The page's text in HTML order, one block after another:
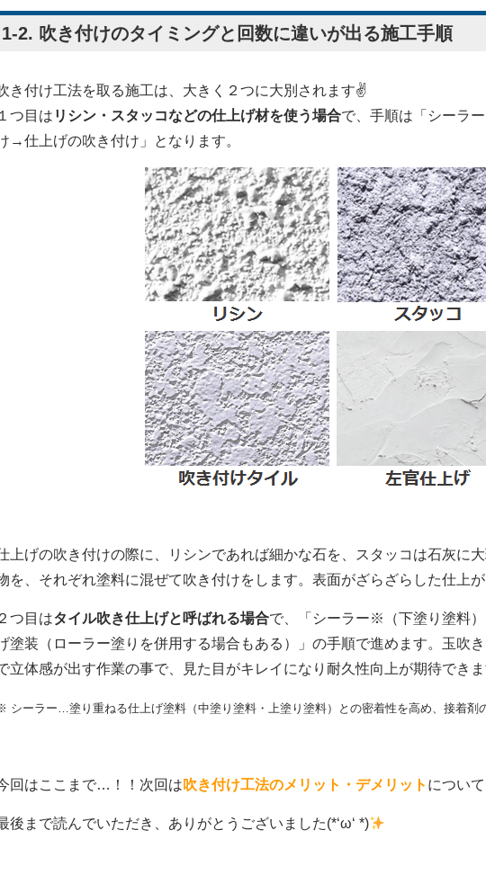
1-2. 吹き付けのタイミングと回数に違いが出る施工手順
き付け工法を取る施工は、大きく２つに大別されます✌
１つ目は リシン・スタッコなどの仕上げ材を使う場合で、手順は「シーラ
→仕上げの吹き付け」となります。
上げの吹き付けの際に、リシンであれば細かな石を、スタッコは石灰に
を、それぞれ塗料に混ぜて吹き付けをします。表面がざらざらした仕上
２つ目はタイル吹き仕上げと呼ばれる場合で、「シーラー※（下塗り塗料
塗装（ローラー塗りを併用する場合もある）」の手順で進めます。玉吹
立体感が出す作業の事で、見た目がキレイになり耐久性向上が期待でき
シーラー…塗り重ねる仕上げ塗料（中塗り塗料・上塗り塗料）との密着性を高め、接着剤
回はここまで…！！次回は吹き付け工法のメリット・デメリット につい
後まで読んでいただき、ありがとうございました(*‘ω‘ *)